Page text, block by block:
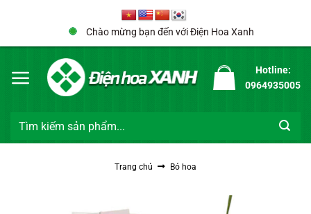
Chào mừng bạn đến với Điện Hoa Xanh
Hotline:
0964935005
Tìm
Trang chủ Bó hoa